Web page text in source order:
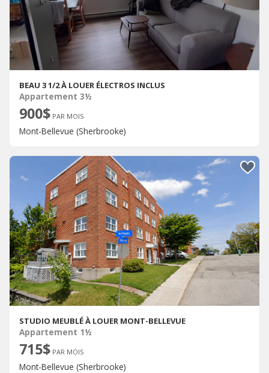
BEAU 3 1/2 À LOUER ÉLECTROS INCLUS
Appartement 3½
900$ PAR MOIS
Mont-Bellevue (Sherbrooke)
STUDIO MEUBLÉ À LOUER MONT-BELLEVUE
Appartement 1½
715$ PAR MOIS
Mont-Bellevue (Sherbrooke)